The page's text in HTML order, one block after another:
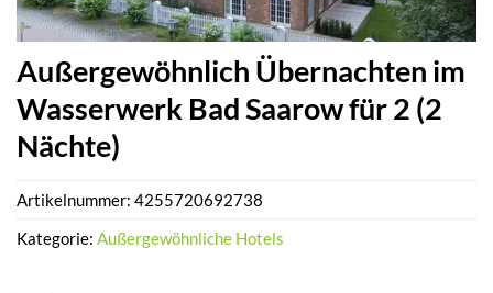
Außergewöhnlich Übernachten im
Wasserwerk Bad Saarow für 2 (2
Nächte)
Artikelnummer: 4255720692738
Kategorie: Außergewöhnliche Hotels